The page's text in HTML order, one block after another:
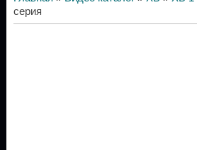
серия